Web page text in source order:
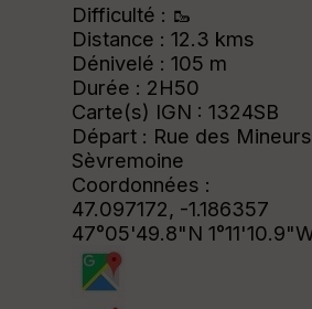
Difficulté : 🥾
Distance : 12.3 kms
Dénivelé : 105 m
Durée : 2H50
Carte(s) IGN : 1324SB
Départ : Rue des
Sèvremoine
Coordonnées :
47.097172, -1.186357
47°05'49.8"N